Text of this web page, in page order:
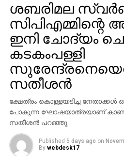
RELATED TOPICS:
ബ്രെക്‌സിറ്റ്: ബ്രിട്ടനും
DON'T MISS
മുഖ്യമന്ത്രിക്കെതിരെ
അധ്യാപകന് സസ്പന്‍ഷന്‍
ശബരിമല
സിപിഎമ്മിന്റെ
ഇനി ചോദ്യം
കടകംപള്ളി
സതീശന്‍
ക്ഷേത്രം കൊള്ളയടിച്ച നേതാക്കള്‍
പോകുന്ന ഘോഷയാത്രയാണ്
സതീശന്‍ പറഞ്ഞു.
Published 5 days ago on
By webdesk17